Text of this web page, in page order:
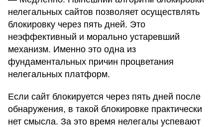
нелегальных сайтов позволяет осуществлять
блокировку через пять дней. Это
неэффективный и морально устаревший
механизм. Именно это одна из
фундаментальных причин процветания
нелегальных платформ.
Если сайт блокируется через пять дней после
обнаружения, в такой блокировке практически
нет смысла. За это время нелегалы успевают